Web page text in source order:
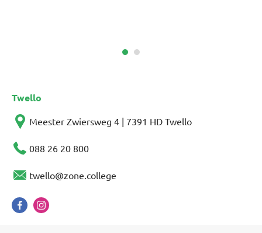
Twello
Meester Zwiersweg 4 | 7391 HD Twello
088 26 20 800
twello@zone.college